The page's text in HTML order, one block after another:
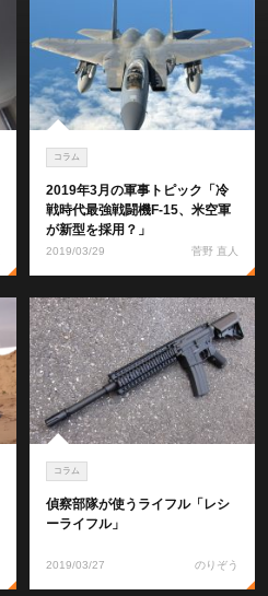
コラム
2019年3月の軍事トピック「冷
戦時代最強戦闘機F-15、米空軍
が新型を採用？」
2019/03/29 菅野 直人
コラム
偵察部隊が使うライフル「レシ
ーライフル」
2019/03/27 のりぞう